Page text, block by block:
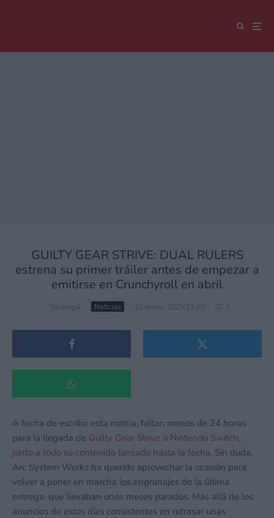
GUILTY GEAR STRIVE: DUAL RULERS
estrena su primer tráiler antes de empezar a
emitirse en Crunchyroll en abril
Takaregal Noticias 22 enero, 2025 11:02 1
A fecha de escribir esta noticia, faltan menos de 24 horas
para la llegada de Guilty Gear Strive a Nintendo Switch,
junto a todo su contenido lanzado hasta la fecha. Sin duda,
Arc System Works ha querido aprovechar la ocasión para
volver a poner en marcha los engranajes de la última
entrega, que llevaban unos meses parados. Más allá de los
anuncios de estos días consistentes en retrasar unas